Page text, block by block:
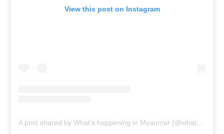
View this post on Instagram
A post shared by What’s happening in Myanmar (@whats.happening.in.myanmar)